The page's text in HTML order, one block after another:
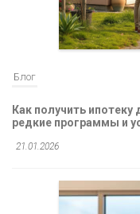
Блог
Как получить ипотеку
редкие программы и
21.01.2026